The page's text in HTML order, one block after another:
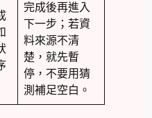
完成後再進入
下一步；若資
料來源不清
楚，就先暫
停，不要用猜
測補足空白。